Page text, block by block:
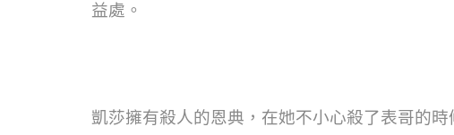
益處。
凱莎擁有殺人的恩典，在她不小心殺了表哥的